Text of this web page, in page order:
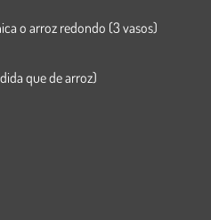
o arroz redondo (3 vasos)
que de arroz)